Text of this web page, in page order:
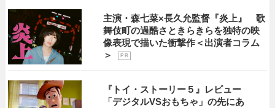
主演・森七菜×長久允監督『炎上』 歌
舞伎町の過酷さときらきらを独特の映
像表現で描いた衝撃作＜出演者コラム
＞
P R
『トイ・ストーリー５』レビュー
「デジタルVSおもちゃ」の先にあ